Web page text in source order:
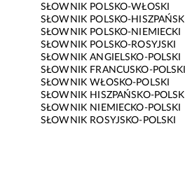
SŁOWNIK POLSKO-WŁOSKI
SŁOWNIK POLSKO-HISZPAŃSKI
SŁOWNIK POLSKO-NIEMIECKI
SŁOWNIK POLSKO-ROSYJSKI
SŁOWNIK ANGIELSKO-POLSKI
SŁOWNIK FRANCUSKO-POLSKI
SŁOWNIK WŁOSKO-POLSKI
SŁOWNIK HISZPAŃSKO-POLSKI
SŁOWNIK NIEMIECKO-POLSKI
SŁOWNIK ROSYJSKO-POLSKI